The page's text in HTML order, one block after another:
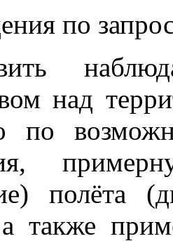
по
над
по
полёта
а также